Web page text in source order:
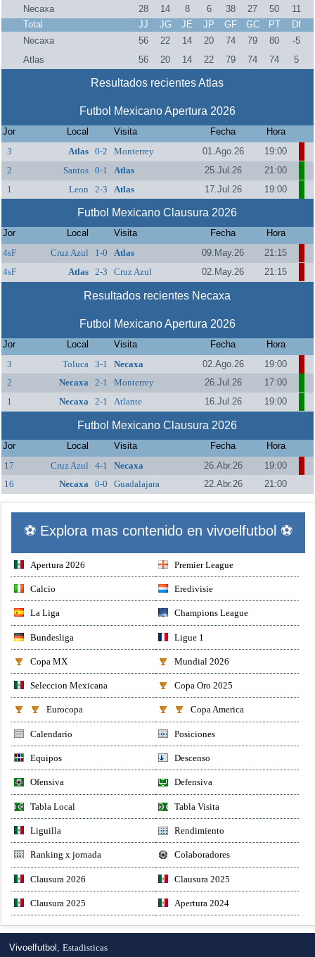
Necaxa
28 14 8 6 38 27 50
11
Total
JJ JG JE JP GF GC PT
Df
Necaxa
56 22 14 20 74 79 80
-5
Atlas
56 20 14 22 79 74 74 5
Resultados recientes Atlas
Futbol Mexicano Apertura 2026
Jor Local Visita Fecha
Hora
3
Atlas 0-2 Monterrey 01.Ago.26
19:00
2
Santos 0-1 Atlas 25.Jul.26
21:00
1
Leon 2-3 Atlas 17.Jul.26 19:00
Futbol Mexicano Clausura 2026
Jor Local Visita Fecha
Hora
4sF
Cruz Azul 1-0 Atlas 09.May.26
21:15
4sF
Atlas 2-3 Cruz Azul 02.May.26 21:15
Resultados recientes Necaxa
Futbol Mexicano Apertura 2026
Jor Local Visita Fecha
Hora
3
Toluca 3-1 Necaxa 02.Ago.26
19:00
2
Necaxa 2-1 Monterrey 26.Jul.26
17:00
1
Necaxa 2-1 Atlante 16.Jul.26 19:00
Futbol Mexicano Clausura 2026
Jor Local Visita Fecha
Hora
17
Cruz Azul 4-1 Necaxa 26.Abr.26
19:00
16
Necaxa 0-0 Guadalajara 22.Abr.26 21:00
⚽ Explora mas contenido en vivoelfutbol ⚽
Apertura 2026 Premier League
Calcio Eredivisie
La Liga Champions League
Bundesliga Ligue 1
Copa MX Mundial 2026
Seleccion Mexicana Copa Oro 2025
Eurocopa Copa America
Calendario Posiciones
Equipos Descenso
Ofensiva Defensiva
Tabla Local Tabla Visita
Liguilla Rendimiento
Ranking x jornada Colaboradores
Clausura 2026 Clausura 2025
Clausura 2025 Apertura 2024
Vivoelfutbol,Estadisticas